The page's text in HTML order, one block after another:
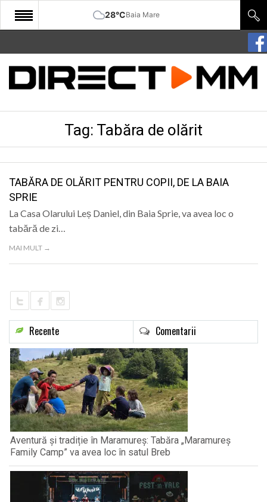
28°CBaia Mare
START
COMUNITATE
SANATATE
SPORT
SPECIAL
POLITIC
Tag: Tabăra de olărit
TABĂRA DE OLĂRIT PENTRU COPII, DE LA BAIA
SPRIE
La Casa Olarului Leș Daniel, din Baia Sprie, va avea loc o
tabără de zi…
MAI MULT →
Recente Comentarii
Aventură și tradiție în Maramureș: Tabăra „Maramureș
Family Camp” va avea loc în satul Breb